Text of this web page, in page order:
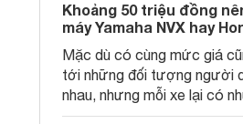
Khoảng 50 triệu đồng
máy Yamaha NVX hay
Mặc dù có cùng mức giá
tới những đối tượng người
nhau, nhưng mỗi xe lại có
hoàn toàn khác